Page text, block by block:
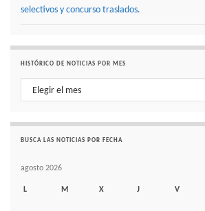
selectivos y concurso traslados.
HISTÓRICO DE NOTICIAS POR MES
Histórico de noticias por mes
BUSCA LAS NOTICIAS POR FECHA
agosto 2026
L M X J V